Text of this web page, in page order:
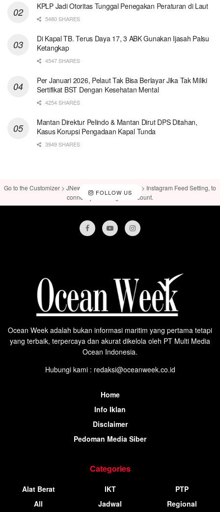
KPLP Jadi Otoritas Tunggal Penegakan Peraturan di Laut
5480 SHARES
Di Kapal TB. Terus Daya 17, 3 ABK Gunakan Ijasah Palsu
Ketangkap
4547 SHARES
Per Januari 2026, Pelaut Tak Bisa Berlayar Jika Tak Miliki
Sertifikat BST Dengan Kesehatan Mental
4254 SHARES
Mantan Direktur Pelindo & Mantan Dirut DPS Ditahan,
Kasus Korupsi Pengadaan Kapal Tunda
3949 SHARES
FOLLOW US
Go to the Customizer > JNews : Social, Like & View > Instagram Feed Setting, to
connect your Instagram account.
Ocean Week adalah bukan informasi maritim yang pertama tetapi
yang terbaik, terpercaya dan akurat dikelola oleh PT Multi Media
Ocean Indonesia.
Hubungi kami : redaksi@oceanweek.co.id
Home
Info Iklan
Disclaimer
Pedoman Media Siber
Categories
Alat Berat
All
IKT
Jadwal
PTP
Regional